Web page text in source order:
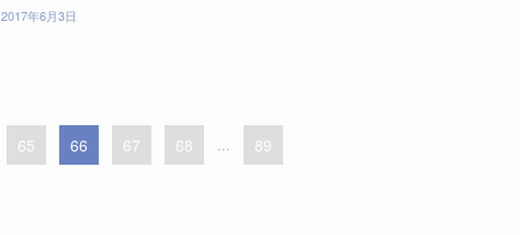
2017年6月3日
65 66 67 68 ... 89